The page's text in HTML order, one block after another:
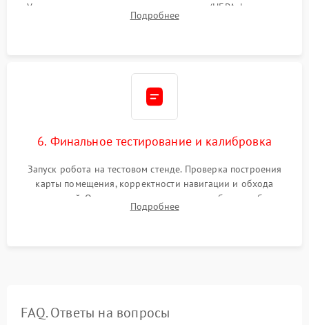
Установка новых расходных материалов (HEPA-фильтров,
микрофибры, щеток). Надежная фиксация разъемов и
Подробнее
6. Финальное тестирование и калибровка
Запуск робота на тестовом стенде. Проверка построения
карты помещения, корректности навигации и обхода
препятствий. Оценка силы всасывания и работы турбины.
Тестирование автоматического возврата на док-станцию и
Подробнее
FAQ. Ответы на вопросы